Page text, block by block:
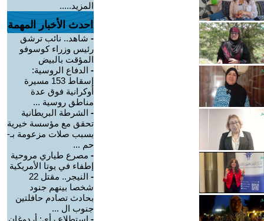
المزيد.....
احدث الأخبار المهمة
- شاهد.. نائب ترشق
رئيس وزراء كوسوفو
المؤقت بالبيض
- الدفاع الروسية:
إسقاط 153 مسيرة
أوكرانية فوق عدة
مناطق روسية ...
- الشرطة البريطانية
تحقق مع مؤسسة خيرية
بسبب صلات مزعومة بـ-
حم ...
- مصرع طياري مروحية
إطفاء في يوتا الأمريكية
-
النيجر.. مقتل 22
شخصا بينهم جنود
بحادث تصادم حافلتين
جنوب ال ...
- استطلاع رأي: أردوغان